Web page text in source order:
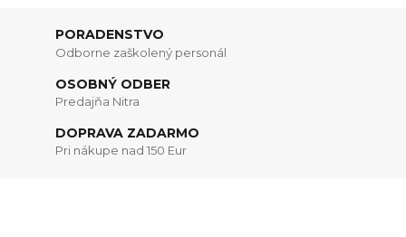
PORADENSTVO
Odborne zaškolený personál
OSOBNÝ ODBER
Predajňa Nitra
DOPRAVA ZADARMO
Pri nákupe nad 150 Eur